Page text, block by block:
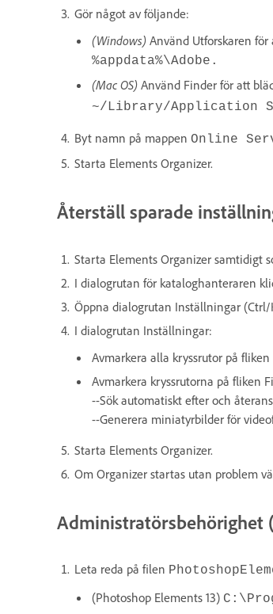
Gör något av följande:
(Windows) Använd Utforskaren
%appdata%\Adobe .
(Mac OS) Använd Finder för att
~/Library/Application
Byt namn på mappen Online
Starta Elements Organizer.
Återställ sparade
Starta Elements Organizer samtidigt
I dialogrutan för kataloghanteraren
Öppna dialogrutan Inställningar (Ctrl/
I dialogrutan Inställningar:
Avmarkera alla kryssrutor på
Avmarkera kryssrutorna på fliken
--Sök automatiskt efter och
--Generera miniatyrbilder för
Starta Elements Organizer.
Om Organizer startas utan problem
Administratörsbehörighet
Leta reda på filen
(Photoshop Elements 13)